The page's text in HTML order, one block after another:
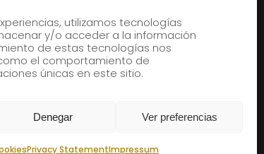
utilizamos tecnologías
y/o acceder a la información
de estas tecnologías nos
el comportamiento de
únicas en este sitio.
Denegar Ver preferencias
Privacy StatementImpressum